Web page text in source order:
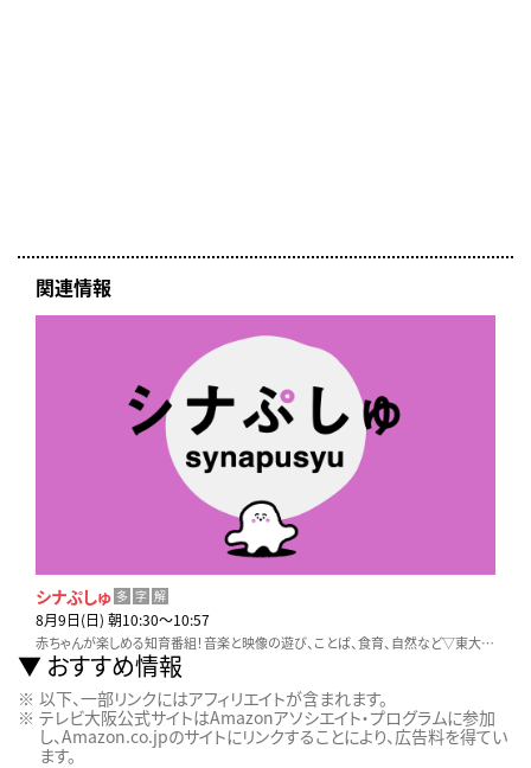
関連情報
シナぷしゅ 多 字 解
8月9日(日) 朝10:30〜10:57
赤ちゃんが楽しめる知育番組！音楽と映像の遊び、ことば、食育、自然など▽東大赤ちゃんラボ監修
おすすめ情報
以下、一部リンクにはアフィリエイトが含まれます。
テレビ大阪公式サイトはAmazonアソシエイト・プログラムに参加
し、Amazon.co.jpのサイトにリンクすることにより、広告料を得てい
ます。